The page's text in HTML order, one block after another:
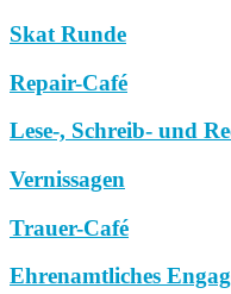
Skat Runde
Repair-Café
Lese-, Schreib- und
Vernissagen
Trauer-Café
Ehrenamtliches